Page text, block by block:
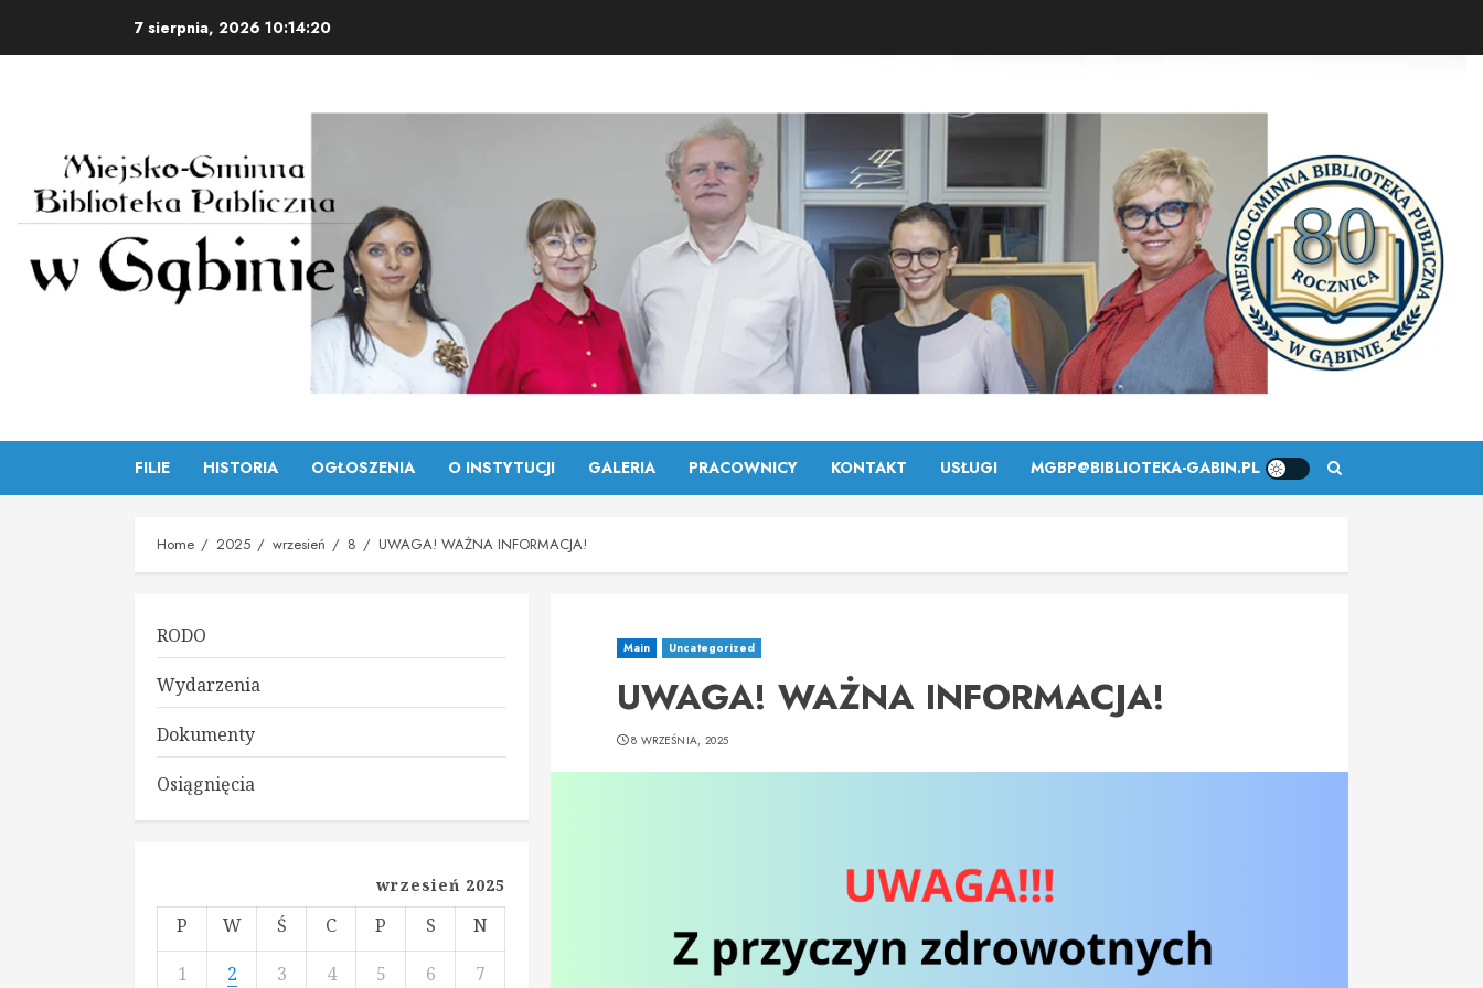
7 sierpnia, 2026 10:14:21
FILIE HISTORIA OGŁOSZENIA O INSTYTUCJI GALERIA PRACOWNICY KONTAKT USŁUGI MGBP@BIBLIOTEKA-GABIN.PL
Home 2025 wrzesień 8 UWAGA! WAŻNA INFORMACJA!
Main Uncategorized
UWAGA! WAŻNA INFORMACJA!
8 WRZEŚNIA, 2025
RODO
Wydarzenia
Dokumenty
Osiągnięcia
wrzesień 2025
P W Ś C P S
N
1
2 3 4 5 6 7